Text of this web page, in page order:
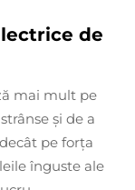
de
mai mult pe
și de a
pe forța
înguste ale